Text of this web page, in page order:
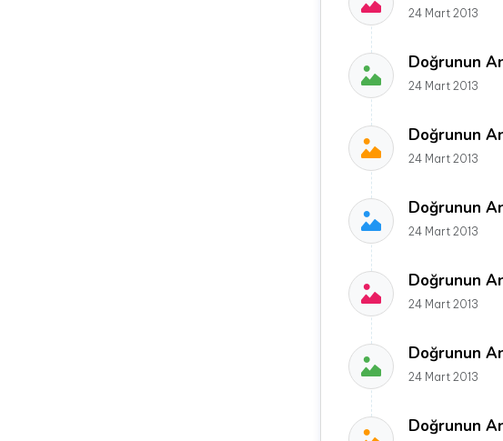
24 Mart 2013
Doğrunun
24 Mart 2013
Doğrunun
24 Mart 2013
Doğrunun
24 Mart 2013
Doğrunun
24 Mart 2013
Doğrunun
24 Mart 2013
Doğrunun